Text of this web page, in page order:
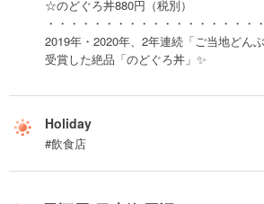
☆のどぐろ丼880円（税別）
・・・・・・・・・・・・・・・・・・
2019年・2020年、2年連続「ご当地どん
受賞した絶品「のどぐろ丼」✨
Holiday
#飲食店